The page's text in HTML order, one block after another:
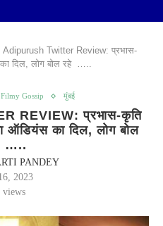
Adipurush Twitter Review: प्रभास-
का दिल, लोग बोल रहे …..
Filmy Gossip मुंबई
REVIEW: प्रभास-कृति
ऑडियंस का दिल, लोग बोल
…..
PANDEY
2023
views